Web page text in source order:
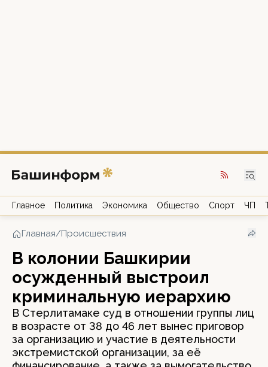
Главное Политика Экономика Общество Спорт ЧП
Главная/Происшествия
В колонии Башкирии
осужденный выстроил
криминальную иерархию
В Стерлитамаке суд в отношении группы лиц
в возрасте от 38 до 46 лет вынес приговор
за организацию и участие в деятельности
экстремистской организации, за её